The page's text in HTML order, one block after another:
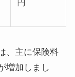
円
、主に保険料
増加しまし